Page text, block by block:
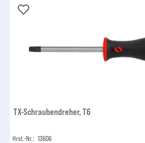
TX-Schraubendreher, T6
Hrst.-Nr.: 13606